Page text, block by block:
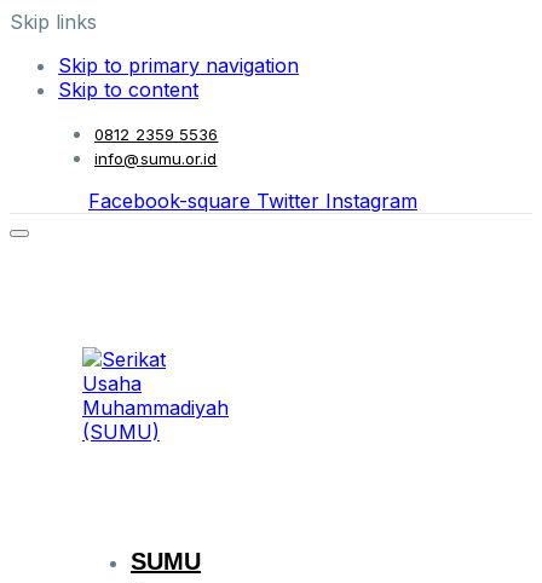
Skip links
Skip to primary navigation
Skip to content
0812 2359 5536
info@sumu.or.id
Facebook-square Twitter Instagram
SUMU